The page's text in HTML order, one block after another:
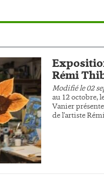
Rémi
Modifié le 02
au 12 octobre,
Vanier
de l'artiste